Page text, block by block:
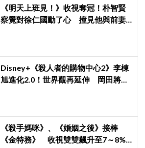
《明天上班見！》收視奪冠！朴智賢
察覺對徐仁國動了心 撞見他與前妻
Disney+《殺人者的購物中心2》李棟
旭進化2.0！世界觀再延伸 岡田將生
《殺手媽咪》、《婚姻之後》接棒
《金特務》 收視雙雙飆升至7～8%